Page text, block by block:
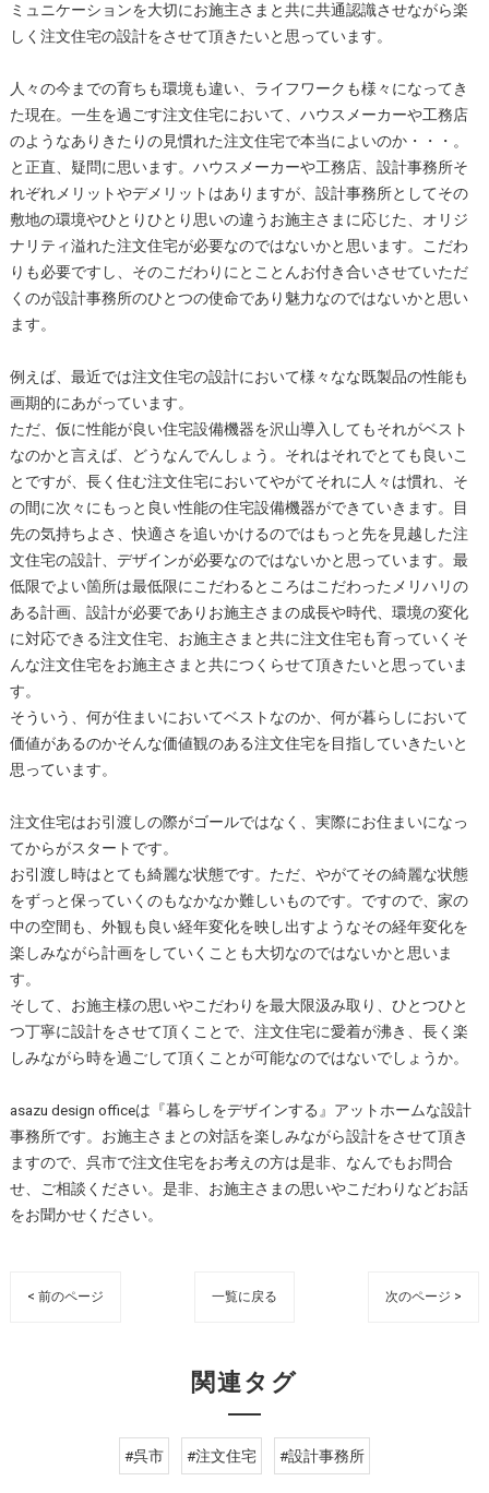
ミュニケーションを大切にお施主さまと共に共通認識させながら楽
しく注文住宅の設計をさせて頂きたいと思っています。
人々の今までの育ちも環境も違い、ライフワークも様々になってき
た現在。一生を過ごす注文住宅において、ハウスメーカーや工務店
のようなありきたりの見慣れた注文住宅で本当によいのか・・・。
と正直、疑問に思います。ハウスメーカーや工務店、設計事務所そ
れぞれメリットやデメリットはありますが、設計事務所としてその
敷地の環境やひとりひとり思いの違うお施主さまに応じた、オリジ
ナリティ溢れた注文住宅が必要なのではないかと思います。こだわ
りも必要ですし、そのこだわりにとことんお付き合いさせていただ
くのが設計事務所のひとつの使命であり魅力なのではないかと思い
ます。
例えば、最近では注文住宅の設計において様々なな既製品の性能も
画期的にあがっています。
ただ、仮に性能が良い住宅設備機器を沢山導入してもそれがベスト
なのかと言えば、どうなんでんしょう。それはそれでとても良いこ
とですが、長く住む注文住宅においてやがてそれに人々は慣れ、そ
の間に次々にもっと良い性能の住宅設備機器ができていきます。目
先の気持ちよさ、快適さを追いかけるのではもっと先を見越した注
文住宅の設計、デザインが必要なのではないかと思っています。最
低限でよい箇所は最低限にこだわるところはこだわったメリハリの
ある計画、設計が必要でありお施主さまの成長や時代、環境の変化
に対応できる注文住宅、お施主さまと共に注文住宅も育っていくそ
んな注文住宅をお施主さまと共につくらせて頂きたいと思っていま
す。
そういう、何が住まいにおいてベストなのか、何が暮らしにおいて
価値があるのかそんな価値観のある注文住宅を目指していきたいと
思っています。
注文住宅はお引渡しの際がゴールではなく、実際にお住まいになっ
てからがスタートです。
お引渡し時はとても綺麗な状態です。ただ、やがてその綺麗な状態
をずっと保っていくのもなかなか難しいものです。ですので、家の
中の空間も、外観も良い経年変化を映し出すようなその経年変化を
楽しみながら計画をしていくことも大切なのではないかと思いま
す。
そして、お施主様の思いやこだわりを最大限汲み取り、ひとつひと
つ丁寧に設計をさせて頂くことで、注文住宅に愛着が沸き、長く楽
しみながら時を過ごして頂くことが可能なのではないでしょうか。
asazu design officeは『暮らしをデザインする』アットホームな設計
事務所です。お施主さまとの対話を楽しみながら設計をさせて頂き
ますので、呉市で注文住宅をお考えの方は是非、なんでもお問合
せ、ご相談ください。是非、お施主さまの思いやこだわりなどお話
をお聞かせください。
< 前のページ 一覧に戻る 次のページ >
関連タグ
#呉市 #注文住宅 #設計事務所